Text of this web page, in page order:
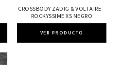
CROSSBODY ZADIG & VOLTAIRE –
ROCKYSSIME XS NEGRO
VER PRODUCTO